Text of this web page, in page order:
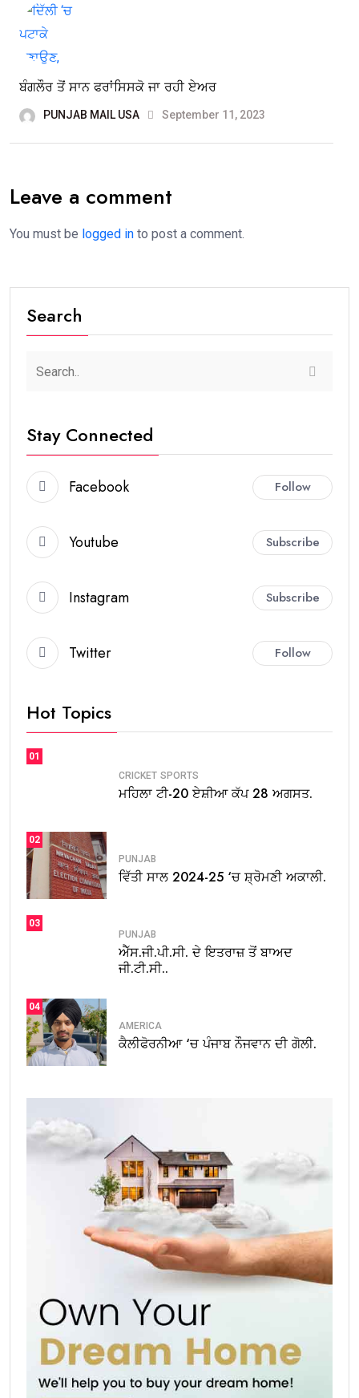
ਬੰਗਲੌਰ ਤੋਂ ਸਾਨ ਫਰਾਂਸਿਸਕੋ ਜਾ ਰਹੀ ਏਅਰ
PUNJAB MAIL USA September 11, 2023
Leave a comment
You must be logged in to post a comment.
Search
Stay Connected
Facebook Follow
Youtube Subscribe
Instagram Subscribe
Twitter Follow
Hot Topics
01
CRICKET SPORTS
ਮਹਿਲਾ ਟੀ-20 ਏਸ਼ੀਆ ਕੱਪ 28 ਅਗਸਤ.
02
PUNJAB
ਵਿੱਤੀ ਸਾਲ 2024-25 ‘ਚ ਸ਼੍ਰੋਮਣੀ ਅਕਾਲੀ.
03
PUNJAB
ਐੱਸ.ਜੀ.ਪੀ.ਸੀ. ਦੇ ਇਤਰਾਜ਼ ਤੋਂ ਬਾਅਦ
ਜੀ.ਟੀ.ਸੀ..
04
AMERICA
ਕੈਲੀਫੋਰਨੀਆ ‘ਚ ਪੰਜਾਬ ਨੌਜਵਾਨ ਦੀ ਗੋਲੀ.